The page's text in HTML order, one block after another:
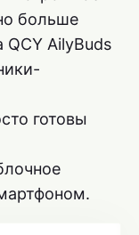
больше
QCY AilyBuds
готовы